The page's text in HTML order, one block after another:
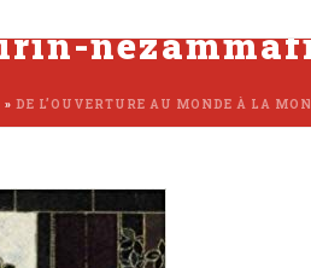
» DE L’OUVERTURE AU MONDE À LA